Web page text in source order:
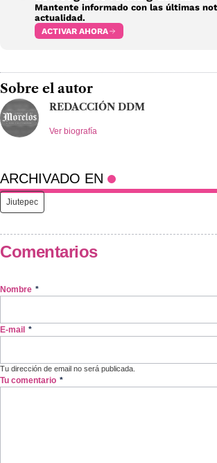
Mantente informado con las últimas
actualidad.
ACTIVAR AHORA
Sobre el autor
REDACCIÓN DDM
Ver biografía
ARCHIVADO EN
Jiutepec
Comentarios
Nombre *
E-mail *
Tu dirección de email no será publicada.
Tu comentario *